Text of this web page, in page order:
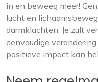
in en beweeg meer!
lucht en
darmklachten. Je zult
eenvoudige
positieve impact kan